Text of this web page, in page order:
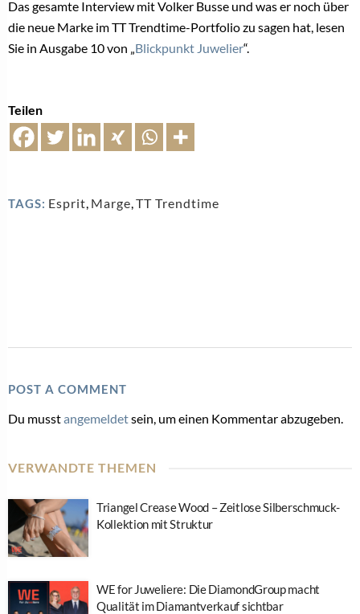
Das gesamte Interview mit Volker Busse und was er noch über
die neue Marke im TT Trendtime-Portfolio zu sagen hat, lesen
Sie in Ausgabe 10 von „Blickpunkt Juwelier“.
Teilen
TAGS: Esprit, Marge,TT Trendtime
POST A COMMENT
Du musstangemeldetsein, um einen Kommentar abzugeben.
VERWANDTE THEMEN
Triangel Crease Wood – Zeitlose Silberschmuck-
Kollektion mit Struktur
WE for Juweliere: Die DiamondGroup macht
Qualität im Diamantverkauf sichtbar